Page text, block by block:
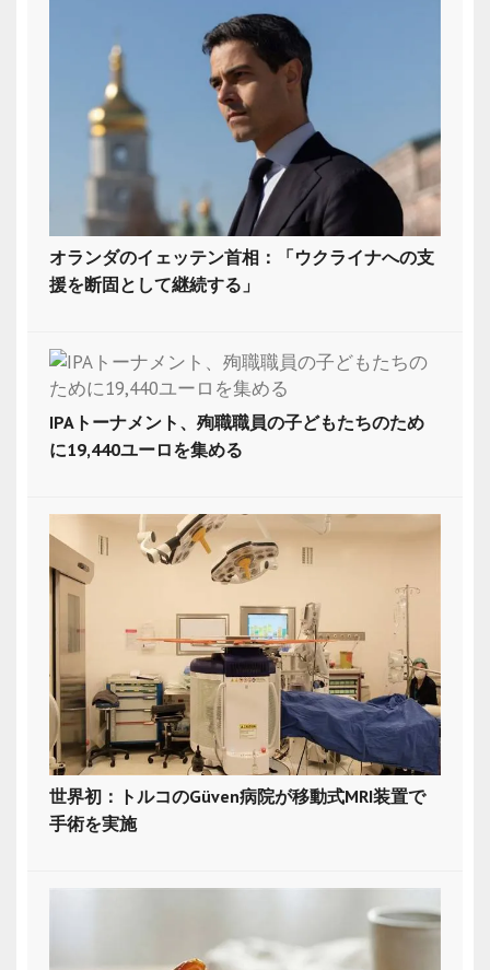
オランダのイェッテン首相：「ウクライナへの支
援を断固として継続する」
IPAトーナメント、殉職職員の子どもたちのため
に19,440ユーロを集める
世界初：トルコのGüven病院が移動式MRI装置で
手術を実施